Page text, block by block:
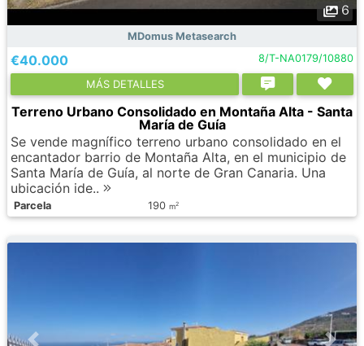
6
MDomus Metasearch
€40.000 8/T-NA0179/10880
МÁS DETALLES
Terreno Urbano Consolidado en Montaña Alta - Santa
María de Guía
Se vende magnífico terreno urbano consolidado en el
encantador barrio de Montaña Alta, en el municipio de
Santa María de Guía, al norte de Gran Canaria. Una
ubicación ide..
Parcela 190 m2